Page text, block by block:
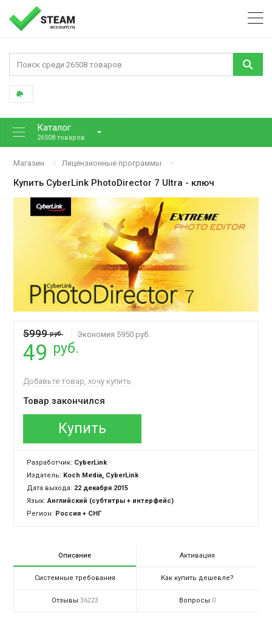
Каталог
26508 товаров
Магазин Лицензионные программы
Купить CyberLink PhotoDirector 7 Ultra - ключ
5999руб. Экономия 5950 руб.
49 руб.
Добавьте товар, хочу купить
Товар закончился
Купить
Разработчик: CyberLink
Издатель: Koch Media, CyberLink
Дата выхода: 22 декабря 2015
Язык:Английский (субтитры + интерфейс)
Регион: Россия + СНГ
Описание Активация
Системные требования Как купить дешевле?
Отзывы 36223 Вопросы 0